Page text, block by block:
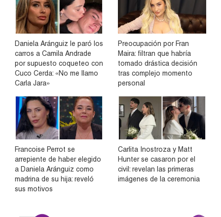
Daniela Aránguiz le paró los
carros a Camila Andrade
por supuesto coqueteo con
Cuco Cerda: «No me llamo
Carla Jara»
Preocupación por Fran
Maira: filtran que habría
tomado drástica decisión
tras complejo momento
personal
Francoise Perrot se
arrepiente de haber elegido
a Daniela Aránguiz como
madrina de su hija: reveló
sus motivos
Carlita Inostroza y Matt
Hunter se casaron por el
civil: revelan las primeras
imágenes de la ceremonia